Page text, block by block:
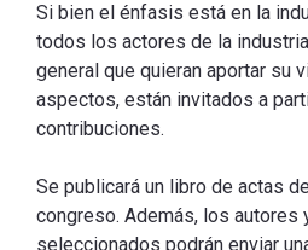
Si bien el énfasis está en la
todos los actores de la
general que quieran aportar su
aspectos, están invitados a
contribuciones.
Se publicará un libro de actas
congreso. Además, los autores
seleccionados podrán enviar